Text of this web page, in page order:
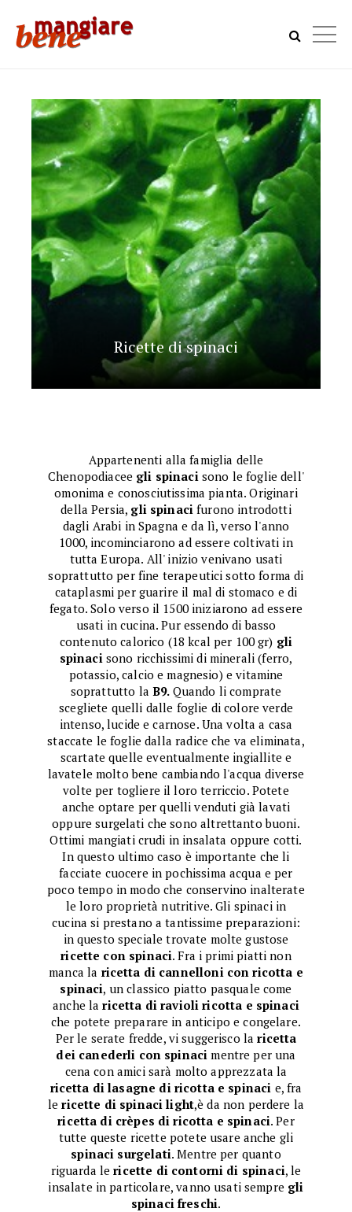
Ricette di spinaci
Appartenenti alla famiglia delle
Chenopodiacee gli spinacisono le foglie dell'
omonima e conosciutissima pianta. Originari
della Persia, gli spinaci furono introdotti
dagli Arabi in Spagna e da lì, verso l'anno
1000, incominciarono ad essere coltivati in
tutta Europa. All' inizio venivano usati
soprattutto per fine terapeutici sotto forma di
cataplasmi per guarire il mal di stomaco e di
fegato. Solo verso il 1500 iniziarono ad essere
usati in cucina. Pur essendo di basso
contenuto calorico (18 kcal per 100 gr) gli
spinacisono ricchissimi di minerali (ferro,
potassio, calcio e magnesio) e vitamine
soprattutto la B9. Quando li comprate
scegliete quelli dalle foglie di colore verde
intenso, lucide e carnose. Una volta a casa
staccate le foglie dalla radice che va eliminata,
scartate quelle eventualmente ingiallite e
lavatele molto bene cambiando l'acqua diverse
volte per togliere il loro terriccio. Potete
anche optare per quelli venduti già lavati
oppure surgelati che sono altrettanto buoni.
Ottimi mangiati crudi in insalata oppure cotti.
In questo ultimo caso è importante che li
facciate cuocere in pochissima acqua e per
poco tempo in modo che conservino inalterate
le loro proprietà nutritive. Gli spinaci in
cucina si prestano a tantissime preparazioni:
in questo speciale trovate molte gustose
ricette con spinaci. Fra i primi piatti non
manca la ricetta di cannelloni con ricotta e
spinaci, un classico piatto pasquale come
anche laricetta di ravioli ricotta e spinaci
che potete preparare in anticipo e congelare.
Per le serate fredde, vi suggerisco laricetta
dei canederli con spinaci mentre per una
cena con amici sarà molto apprezzata la
ricetta di lasagne di ricotta e spinaci e, fra
lericette di spinaci light,è da non perdere la
ricetta di crèpes di ricotta e spinaci. Per
tutte queste ricette potete usare anche gli
spinaci surgelati. Mentre per quanto
riguarda lericette di contorni di spinaci, le
insalate in particolare, vanno usati sempre gli
spinaci freschi.